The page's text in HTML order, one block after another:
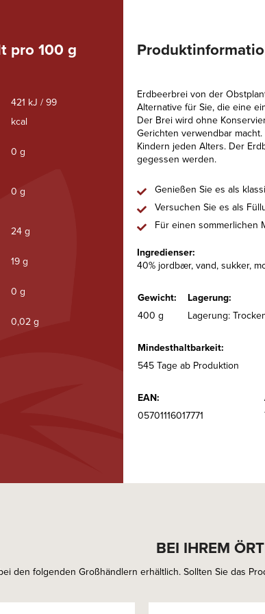
pro 100 g
421 kJ / 99
kcal
0 g
0 g
24 g
19 g
0 g
0,02 g
Erdbeerbrei von der
Alternative für Sie, die eine
Der Brei wird ohne
Gerichten verwendbar
Kindern jeden Alters. Der
gegessen werden.
Genießen Sie es als
Versuchen Sie es als
Für einen sommerlichen
Ingredienser:
40% jordbær, vand, sukker,
Gewicht:
Lagerung:
400 g
Lagerung:
Mindesthaltbarkeit:
545 Tage ab Produktion
EAN:
05701116017771
BEI IHREM
den folgenden Großhändlern erhältlich. Sollten Sie das